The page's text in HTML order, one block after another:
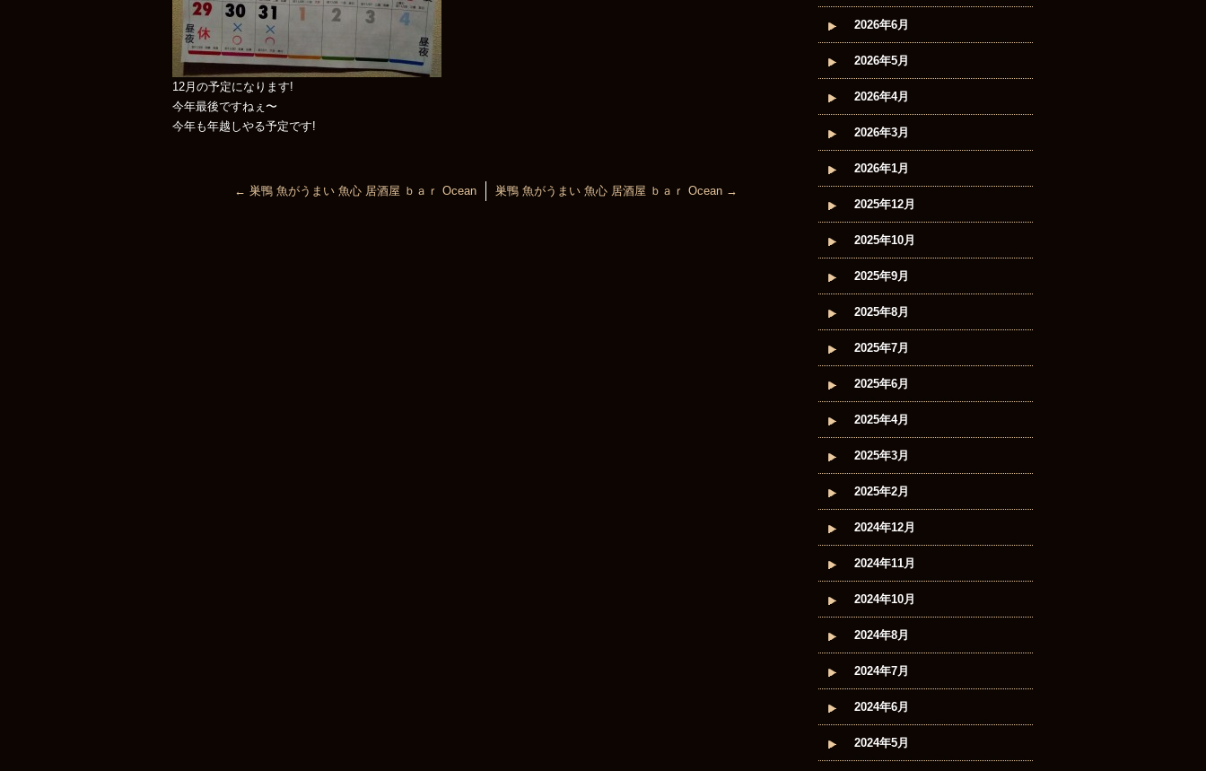
12月の予定になります!
今年最後ですねぇ〜
今年も年越しやる予定です!
← 巣鴨 魚がうまい 魚心 居酒屋 ｂａｒ Ocean 巣鴨 魚がうまい 魚心 居酒屋 ｂａｒ Ocean →
2026年6月
2026年5月
2026年4月
2026年3月
2026年1月
2025年12月
2025年10月
2025年9月
2025年8月
2025年7月
2025年6月
2025年4月
2025年3月
2025年2月
2024年12月
2024年11月
2024年10月
2024年8月
2024年7月
2024年6月
2024年5月